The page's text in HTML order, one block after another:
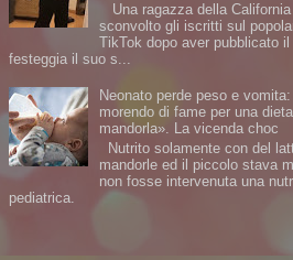
Una ragazza della
sconvolto gli iscritti sul
TikTok dopo aver pubblicato
festeggia il suo s...
Neonato perde peso e
morendo di fame per una
mandorla». La vicenda choc
Nutrito solamente con del
mandorle ed il piccolo stava
non fosse intervenuta una
pediatrica.